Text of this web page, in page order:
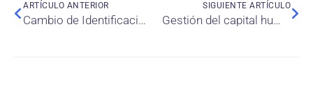
ARTÍCULO ANTERIOR
Cambio de Identificación Organizacional en la Economía de Plataformas: Un Estudio Fenomenológico con Repartidores de Delivery
SIGUIENTE ARTÍCULO
Gestión del capital humano: El Impacto del bienestar en el desempeño económico en los países de la Organización para la Cooperación y el Desarrollo Económico (OCDE)